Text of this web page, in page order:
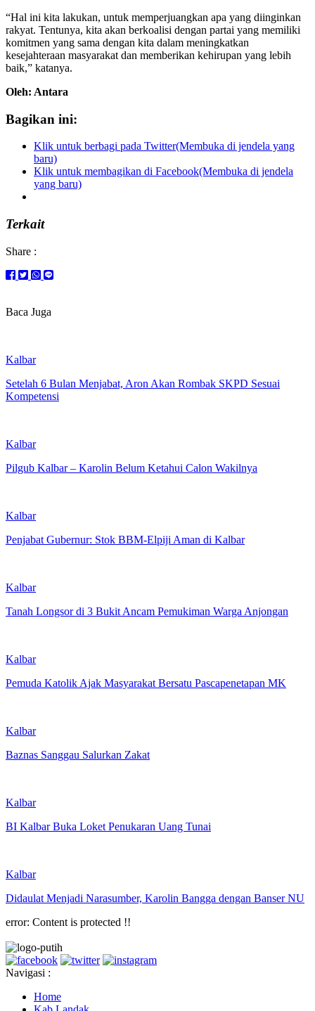
“Hal ini kita lakukan, untuk memperjuangkan apa yang diinginkan
rakyat. Tentunya, kita akan berkoalisi dengan partai yang memiliki
komitmen yang sama dengan kita dalam meningkatkan
kesejahteraan masyarakat dan memberikan kehirupan yang lebih
baik,” katanya.
Oleh: Antara
Bagikan ini:
Klik untuk berbagi pada Twitter(Membuka di jendela yang
baru)
Klik untuk membagikan di Facebook(Membuka di jendela
yang baru)
Terkait
Share :
Baca Juga
Kalbar
Setelah 6 Bulan Menjabat, Aron Akan Rombak SKPD Sesuai
Kompetensi
Kalbar
Pilgub Kalbar – Karolin Belum Ketahui Calon Wakilnya
Kalbar
Penjabat Gubernur: Stok BBM-Elpiji Aman di Kalbar
Kalbar
Tanah Longsor di 3 Bukit Ancam Pemukiman Warga Anjongan
Kalbar
Pemuda Katolik Ajak Masyarakat Bersatu Pascapenetapan MK
Kalbar
Baznas Sanggau Salurkan Zakat
Kalbar
BI Kalbar Buka Loket Penukaran Uang Tunai
Kalbar
Didaulat Menjadi Narasumber, Karolin Bangga dengan Banser NU
error: Content is protected !!
Navigasi :
Home